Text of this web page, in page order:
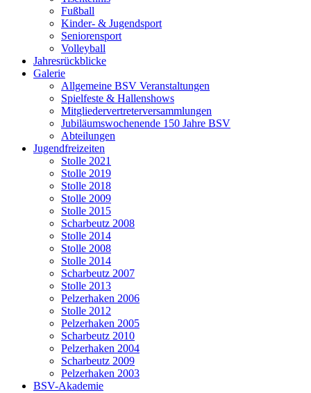
Fußball
Kinder- & Jugendsport
Seniorensport
Volleyball
Jahresrückblicke
Galerie
Allgemeine BSV Veranstaltungen
Spielfeste & Hallenshows
Mitgliedervertreterversammlungen
Jubiläumswochenende 150 Jahre BSV
Abteilungen
Jugendfreizeiten
Stolle 2021
Stolle 2019
Stolle 2018
Stolle 2009
Stolle 2015
Scharbeutz 2008
Stolle 2014
Stolle 2008
Stolle 2014
Scharbeutz 2007
Stolle 2013
Pelzerhaken 2006
Stolle 2012
Pelzerhaken 2005
Scharbeutz 2010
Pelzerhaken 2004
Scharbeutz 2009
Pelzerhaken 2003
BSV-Akademie